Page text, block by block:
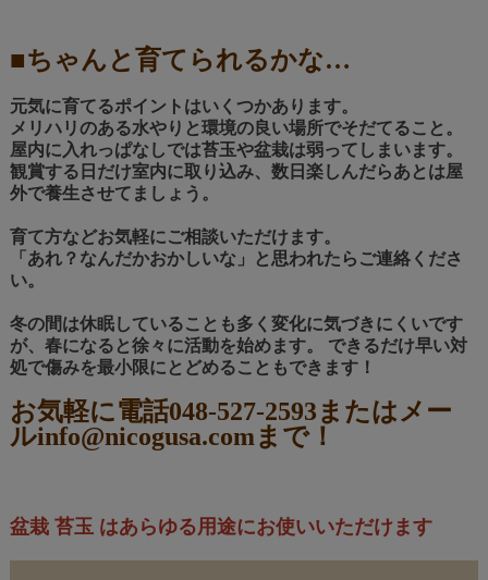
■ちゃんと育てられるかな…
元気に育てるポイントはいくつかあります。
メリハリのある水やりと環境の良い場所でそだてること。
屋内に入れっぱなしでは苔玉や盆栽は弱ってしまいます。
観賞する日だけ室内に取り込み、数日楽しんだらあとは屋
外で養生させてましょう。
育て方などお気軽にご相談いただけます。
「あれ？なんだかおかしいな」と思われたらご連絡くださ
い。
冬の間は休眠していることも多く変化に気づきにくいです
が、春になると徐々に活動を始めます。 できるだけ早い対
処で傷みを最小限にとどめることもできます！
お気軽に電話048-527-2593またはメー
ルinfo@nicogusa.comまで！
盆栽 苔玉 はあらゆる用途にお使いいただけます